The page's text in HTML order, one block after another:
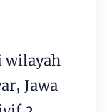
wilayah
Jawa